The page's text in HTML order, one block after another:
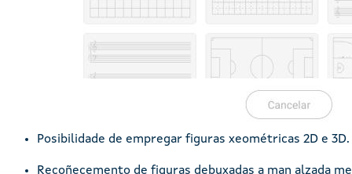
Posibilidade de empregar figuras xeométricas 2D e 3D.
Recoñecemento de figuras debuxadas a man alzada